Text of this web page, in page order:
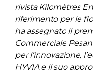
rivista Kilomètres
riferimento per le
ha assegnato il
Commerciale
per l’innovazione,
HYVIA e il suo